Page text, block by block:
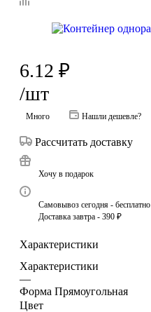
6.12 ₽
/шт
Много Нашли дешевле?
Рассчитать доставку
Хочу в подарок
Самовывоз сегодня - бесплатно
Доставка завтра - 390 ₽
Характеристики
Характеристики
—
Форма Прямоугольная
Цвет